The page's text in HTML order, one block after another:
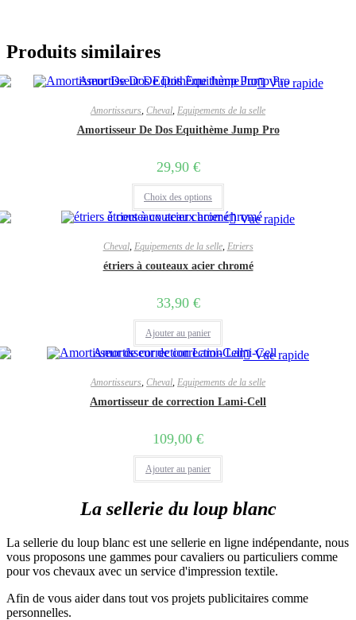
Produits similaires
Vue rapide
Amortisseurs, Cheval, Equipements de la selle
Amortisseur De Dos Equithème Jump Pro
29,90 €
Choix des options
a
plusieurs
variations.
Les
options
du
Vue rapide
Cheval, Equipements de la selle, Etriers
étriers à couteaux acier chromé
33,90 €
Ajouter au panier
Vue rapide
Amortisseurs, Cheval, Equipements de la selle
Amortisseur de correction Lami-Cell
109,00 €
Ajouter au panier
La sellerie du loup blanc
La sellerie du loup blanc est une sellerie en ligne indépendante, nous
vous proposons une gammes pour cavaliers ou particuliers comme
pour vos chevaux avec un service d'impression textile.
Afin de vous aider dans tout vos projets publicitaires comme
personnelles.